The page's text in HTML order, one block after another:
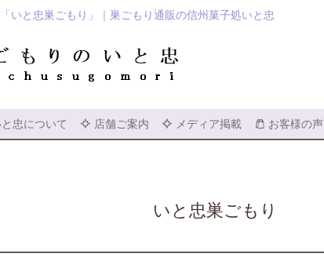
いと忠巣ごもり」｜巣ごもり通販の信州菓子処いと忠
と忠について 店舗ご案内 メディア掲載 お客様の声
いと忠巣ごもり